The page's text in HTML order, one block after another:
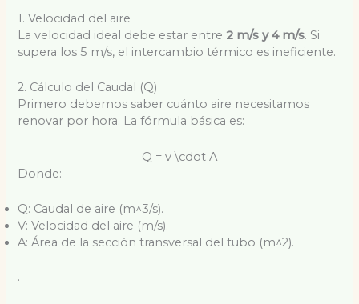
1. Velocidad del aire
La velocidad ideal debe estar entre 2 m/s y 4 m/s. Si
supera los 5 m/s, el intercambio térmico es ineficiente.
2. Cálculo del Caudal (Q)
Primero debemos saber cuánto aire necesitamos
renovar por hora. La fórmula básica es:
Q = v \cdot A
Donde:
Q: Caudal de aire (m^3/s).
V: Velocidad del aire (m/s).
A: Área de la sección transversal del tubo (m^2).
.